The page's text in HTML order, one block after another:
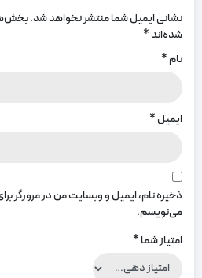
نشانی ایمیل شما منتشر نخواهد شد.
شده‌اند*
نام*
ایمیل*
ذخیره نام، ایمیل و وبسایت من در مرورگر
می‌نویسم.
امتیاز شما*